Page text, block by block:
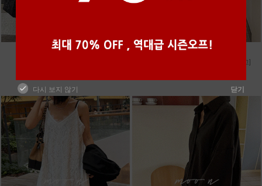
● ● ● ● ● ●
m_밴프 핀턱 린넨스커트 [3차 재입고]
다시 보지 않기 닫기